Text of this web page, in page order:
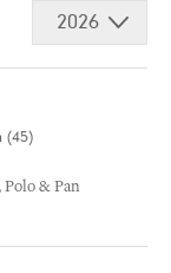
2026
(45)
Polo & Pan